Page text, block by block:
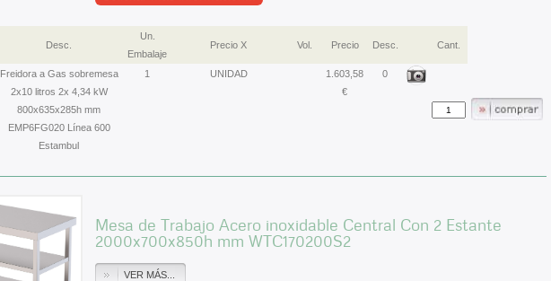
Desc.
Un.
Embalaje
Precio X Vol. Precio Desc. Cant.
Freidora a Gas sobremesa
2x10 litros 2x 4,34 kW
800x635x285h mm
EMP6FG020 Línea 600
Estambul
1 UNIDAD
1.603,58
€
0
Mesa de Trabajo Acero inoxidable Central Con 2 Estante
2000x700x850h mm WTC170200S2
VER MÁS...